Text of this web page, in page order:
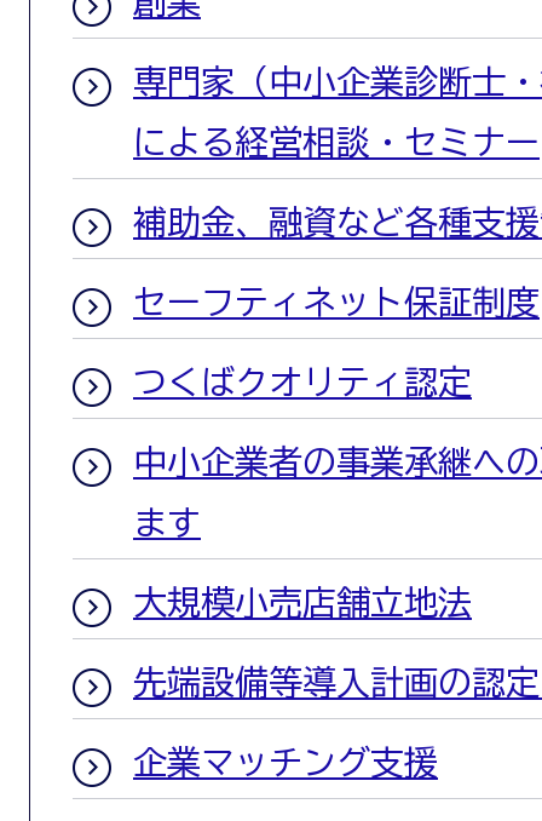
専門家（中小企業診断士
による経営相談・セミナー
補助金、融資など各種支
セーフティネット保証制度
つくばクオリティ認定
中小企業者の事業承継へ
ます
大規模小売店舗立地法
先端設備等導入計画の認
企業マッチング支援